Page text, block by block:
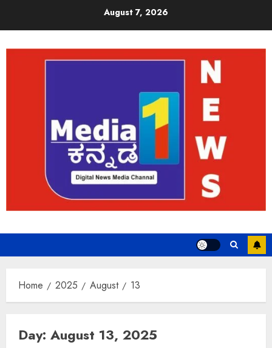
August 7, 2026
Home 2025 August 13
Day: August 13, 2025